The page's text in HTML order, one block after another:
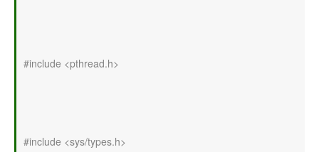
#include <pthread.h>
#include <sys/types.h>